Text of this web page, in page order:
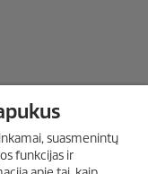
suasmenintų
funkcijas ir